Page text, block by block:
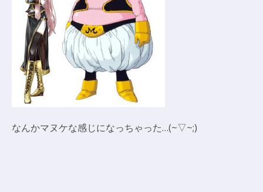
なんかマヌケな感じになっちゃった…(~▽~;)